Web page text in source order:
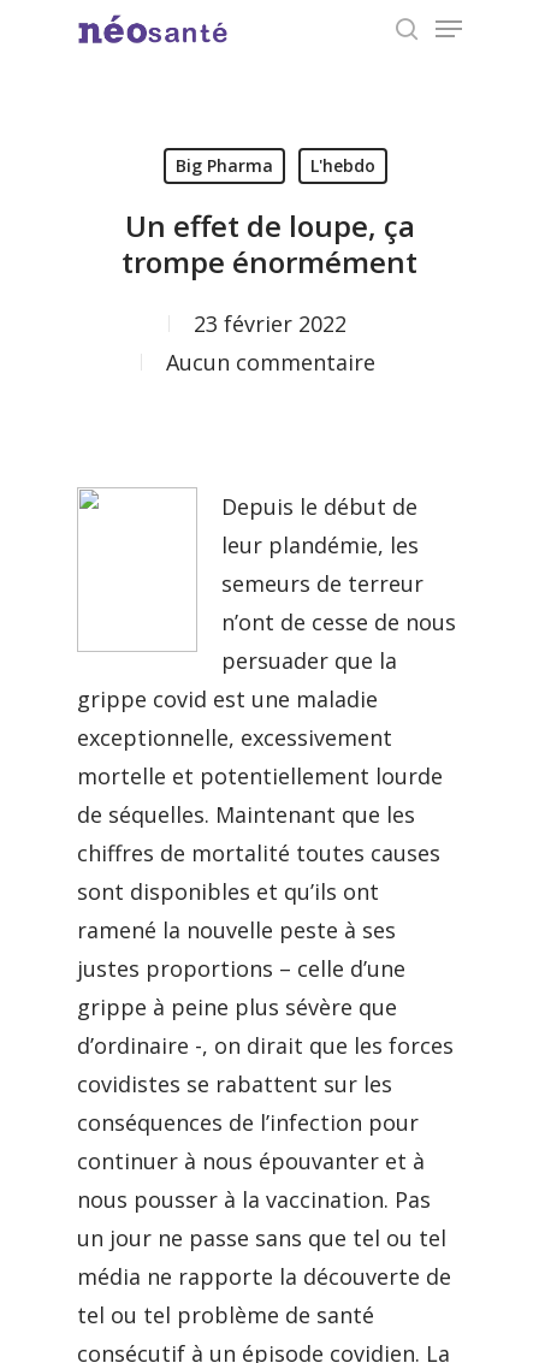
Menu
Big Pharma L'hebdo
Un effet de loupe, ça
trompe énormément
23 février 2022
Aucun commentaire
Depuis le début de
leur plandémie, les
semeurs de terreur
n’ont de cesse de nous
persuader que la
grippe covid est une maladie
exceptionnelle, excessivement
mortelle et potentiellement lourde
de séquelles. Maintenant que les
chiffres de mortalité toutes causes
sont disponibles et qu’ils ont
ramené la nouvelle peste à ses
justes proportions – celle d’une
grippe à peine plus sévère que
d’ordinaire -, on dirait que les forces
covidistes se rabattent sur les
conséquences de l’infection pour
continuer à nous épouvanter et à
nous pousser à la vaccination. Pas
un jour ne passe sans que tel ou tel
média ne rapporte la découverte de
tel ou tel problème de santé
consécutif à un épisode covidien. La